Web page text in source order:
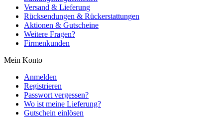
Versand & Lieferung
Rücksendungen & Rückerstattungen
Aktionen & Gutscheine
Weitere Fragen?
Firmenkunden
Mein Konto
Anmelden
Registrieren
Passwort vergessen?
Wo ist meine Lieferung?
Gutschein einlösen